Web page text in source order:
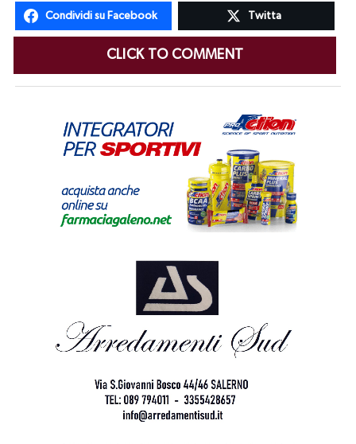
Condividi su Facebook Twitta
CLICK TO COMMENT